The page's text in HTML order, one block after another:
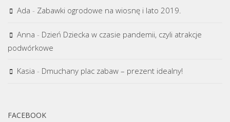
Ada - Zabawki ogrodowe na wiosnę i lato 2019.
Anna - Dzień Dziecka w czasie pandemii, czyli atrakcje
podwórkowe
Kasia - Dmuchany plac zabaw – prezent idealny!
FACEBOOK